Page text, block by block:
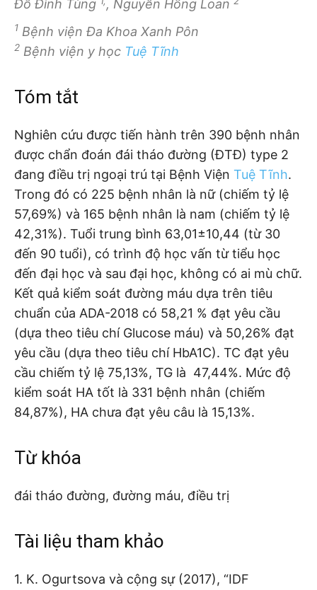
Đỗ Đình Tùng , Nguyễn Hồng Loan
1 Bệnh viện Đa Khoa Xanh Pôn
2 Bệnh viện y học Tuệ Tĩnh
Tóm tắt
Nghiên cứu được tiến hành trên 390 bệnh nhân
được chẩn đoán đái tháo đường (ĐTĐ) type 2
đang điều trị ngoại trú tại Bệnh Viện Tuệ Tĩnh.
Trong đó có 225 bệnh nhân là nữ (chiếm tỷ lệ
57,69%) và 165 bệnh nhân là nam (chiếm tỷ lệ
42,31%). Tuổi trung bình 63,01±10,44 (từ 30
đến 90 tuổi), có trình độ học vấn từ tiểu học
đến đại học và sau đại học, không có ai mù chữ.
Kết quả kiểm soát đường máu dựa trên tiêu
chuẩn của ADA-2018 có 58,21 % đạt yêu cầu
(dựa theo tiêu chí Glucose máu) và 50,26% đạt
yêu cầu (dựa theo tiêu chí HbA1C). TC đạt yêu
cầu chiếm tỷ lệ 75,13%, TG là 47,44%. Mức độ
kiểm soát HA tốt là 331 bệnh nhân (chiếm
84,87%), HA chưa đạt yêu câu là 15,13%.
Từ khóa
đái tháo đường, đường máu, điều trị
Tài liệu tham khảo
1. K. Ogurtsova và cộng sự (2017), “IDF